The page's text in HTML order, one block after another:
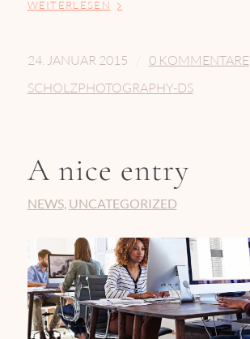
WEITERLESEN
24. JANUAR 2015 0 KOMMENTARE
SCHOLZPHOTOGRAPHY-DS
A nice entry
NEWS, UNCATEGORIZED